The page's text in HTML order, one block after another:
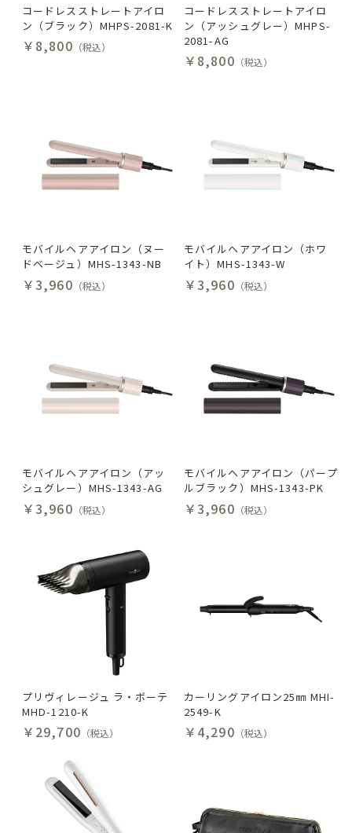
コードレスストレートアイロ
ン（ブラック）MHPS-2081-K
￥8,800 （税込）
コードレスストレートアイロ
ン（アッシュグレー）MHPS-
2081-AG
￥8,800 （税込）
モバイルヘアアイロン（ヌー
ドベージュ）MHS-1343-NB
￥3,960 （税込）
モバイルヘアアイロン（ホワ
イト）MHS-1343-W
￥3,960 （税込）
モバイルヘアアイロン（アッ
シュグレー）MHS-1343-AG
￥3,960 （税込）
モバイルヘアアイロン（パープ
ルブラック）MHS-1343-PK
￥3,960 （税込）
プリヴィレージュ ラ・ボーテ
MHD-1210-K
￥29,700 （税込）
カーリングアイロン25㎜ MHI-
2549-K
￥4,290 （税込）